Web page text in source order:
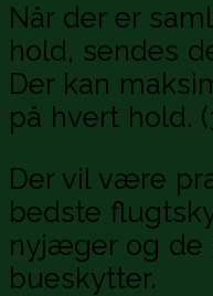
Når der er
hold, sendes
Der kan
på hvert hold.
Der vil være
bedste
nyjæger og de
bueskytter.